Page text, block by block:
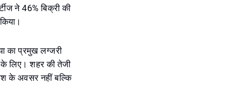
ने 46% बिक्री की
का प्रमुख लग्जरी
के लिए। शहर की तेजी
के अवसर नहीं बल्कि